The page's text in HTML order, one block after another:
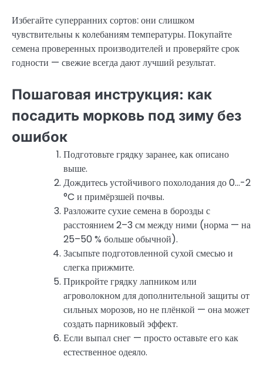
Избегайте суперранних сортов: они слишком
чувствительны к колебаниям температуры. Покупайте
семена проверенных производителей и проверяйте срок
годности — свежие всегда дают лучший результат.
Пошаговая инструкция: как
посадить морковь под зиму без
ошибок
Подготовьте грядку заранее, как описано
выше.
Дождитесь устойчивого похолодания до 0…-2
°C и примёрзшей почвы.
Разложите сухие семена в борозды с
расстоянием 2–3 см между ними (норма — на
25–50 % больше обычной).
Засыпьте подготовленной сухой смесью и
слегка прижмите.
Прикройте грядку лапником или
агроволокном для дополнительной защиты от
сильных морозов, но не плёнкой — она может
создать парниковый эффект.
Если выпал снег — просто оставьте его как
естественное одеяло.